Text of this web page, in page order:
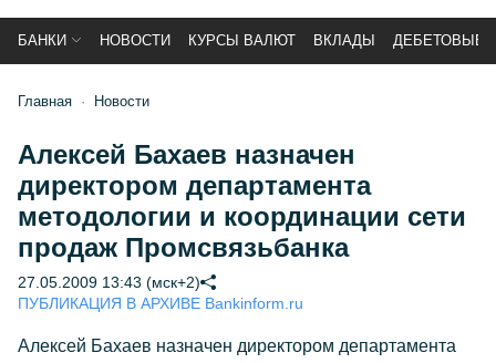
БАНКИ НОВОСТИ КУРСЫ ВАЛЮТ ВКЛАДЫ ДЕБЕТОВЫЕ
Главная Новости
Алексей Бахаев назначен
директором департамента
методологии и координации сети
продаж Промсвязьбанка
27.05.2009 13:43 (мск+2)
ПУБЛИКАЦИЯ В АРХИВЕ Bankinform.ru
Алексей Бахаев назначен директором департамента